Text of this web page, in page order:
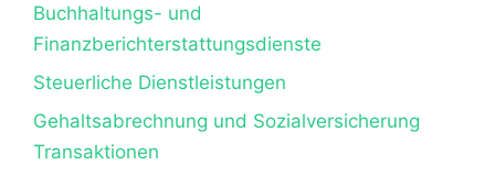
Buchhaltungs- und
Finanzberichterstattungsdienste
Steuerliche Dienstleistungen
Gehaltsabrechnung und Sozialversicherung
Transaktionen